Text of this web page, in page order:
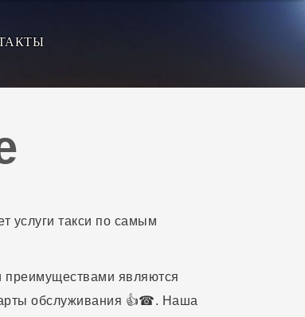
услуги такси по самым
являются
обслуживания 👍☎. Наша